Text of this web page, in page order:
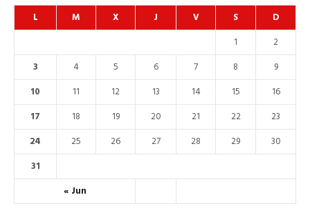
L M X J V S D
« Jun
1
2
3
4 5 6 7 8
9
10
11 12 13 14 15
16
17
18 19 20 21 22
23
24
25 26 27 28 29
30
31